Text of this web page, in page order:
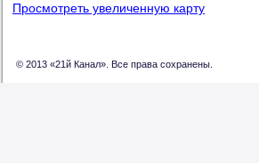
Просмотреть увеличенную карту
© 2013 «21й Канал». Все права сохранены.